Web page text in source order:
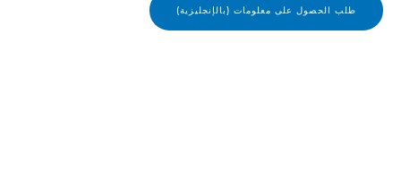
طلب الحصول على معلومات (بالإنجليزية)